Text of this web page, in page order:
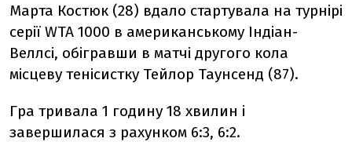
Марта Костюк (28) вдало стартувала на турнірі
серії WTA 1000 в американському Індіан-
Веллсі, обігравши в матчі другого кола
місцеву тенісистку Тейлор Таунсенд (87).
Гра тривала 1 годину 18 хвилин і
завершилася з рахунком 6:3, 6:2.